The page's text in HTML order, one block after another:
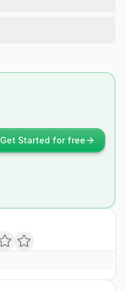
Get Started for free